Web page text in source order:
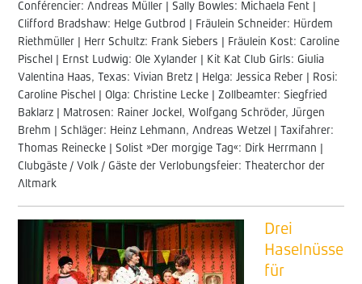
Conférencier: Andreas Müller | Sally Bowles: Michaela Fent |
Clifford Bradshaw: Helge Gutbrod | Fräulein Schneider: Hürdem
Riethmüller | Herr Schultz: Frank Siebers | Fräulein Kost: Caroline
Pischel | Ernst Ludwig: Ole Xylander | Kit Kat Club Girls: Giulia
Valentina Haas, Texas: Vivian Bretz | Helga: Jessica Reber | Rosi:
Caroline Pischel | Olga: Christine Lecke | Zollbeamter: Siegfried
Baklarz | Matrosen: Rainer Jockel, Wolfgang Schröder, Jürgen
Brehm | Schläger: Heinz Lehmann, Andreas Wetzel | Taxifahrer:
Thomas Reinecke | Solist »Der morgige Tag«: Dirk Herrmann |
Clubgäste / Volk / Gäste der Verlobungsfeier: Theaterchor der
Altmark
Drei
Haselnüsse
für